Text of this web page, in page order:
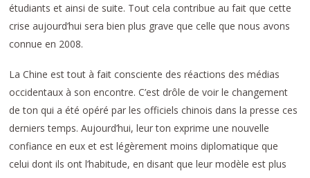
étudiants et ainsi de suite. Tout cela contribue au fait que cette
crise aujourd’hui sera bien plus grave que celle que nous avons
connue en 2008.
La Chine est tout à fait consciente des réactions des médias
occidentaux à son encontre. C’est drôle de voir le changement
de ton qui a été opéré par les officiels chinois dans la presse ces
derniers temps. Aujourd’hui, leur ton exprime une nouvelle
confiance en eux et est légèrement moins diplomatique que
celui dont ils ont l’habitude, en disant que leur modèle est plus